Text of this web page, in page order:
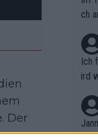
Der
ch
Ich
ird
r in